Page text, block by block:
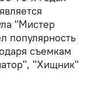
"Мистер
популярность
съемкам
"Хищник"